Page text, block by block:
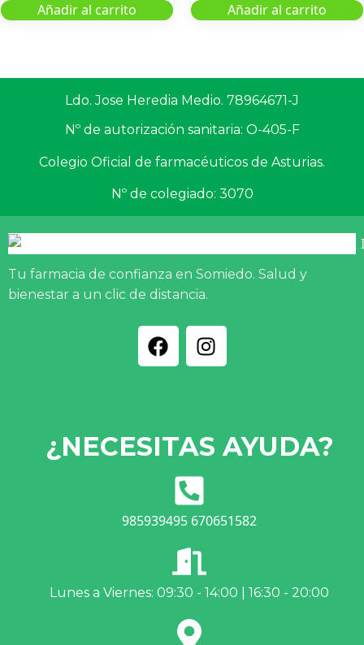
Añadir al carrito Añadir al carrito
Ldo. Jose Heredia Medio. 78964671-J
Nº de autorización sanitaria: O-405-F
Colegio Oficial de farmacéuticos de Asturias.
Nº de colegiado: 3070
Tu farmacia de confianza en Somiedo. Salud y
bienestar a un clic de distancia.
¿NECESITAS AYUDA?
985939495 670651582
Lunes a Viernes: 09:30 - 14:00 | 16:30 - 20:00